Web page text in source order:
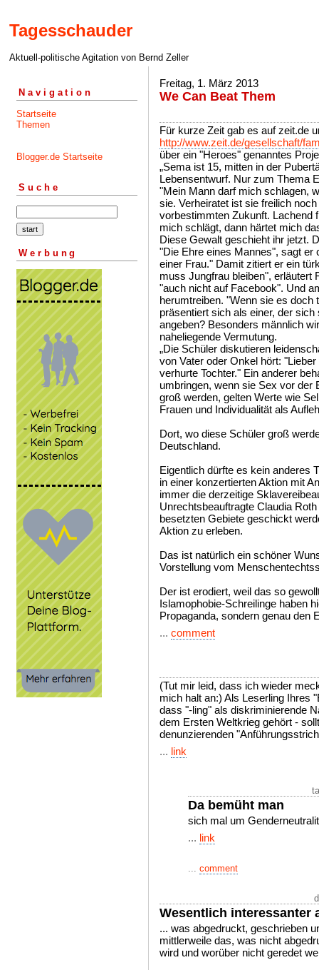
Tagesschauder
Aktuell-politische Agitation von Bernd Zeller
Navigation
Startseite
Themen
Blogger.de Startseite
Suche
Werbung
Freitag, 1. März 2013
We Can Beat Them
Für kurze Zeit gab es auf zeit.de
http://www.zeit.de/gesellschaft/
über ein "Heroes" genanntes
„Sema ist 15, mitten in der
Lebensentwurf. Nur zum Thema
"Mein Mann darf mich schlagen,
sie. Verheiratet ist sie freilich
vorbestimmten Zukunft. Lachend
mich schlägt, dann härtet mich
Diese Gewalt geschieht ihr jetzt.
"Die Ehre eines Mannes", sagt
einer Frau." Damit zitiert er ein
muss Jungfrau bleiben", erläutert
"auch nicht auf Facebook". Und
herumtreiben. "Wenn sie es
präsentiert sich als einer, der
angeben? Besonders männlich
naheliegende Vermutung.
„Die Schüler diskutieren
von Vater oder Onkel hört:
verhurte Tochter." Ein anderer
umbringen, wenn sie Sex vor der
groß werden, gelten Werte wie
Frauen und Individualität als
Dort, wo diese Schüler groß
Deutschland.
Eigentlich dürfte es kein anderes
in einer konzertierten Aktion mit
immer die derzeitige
Unrechtsbeauftragte Claudia
besetzten Gebiete geschickt
Aktion zu erleben.
Das ist natürlich ein schöner
Vorstellung vom
Der ist erodiert, weil das so
Islamophobie-Schreilinge haben
Propaganda, sondern genau den
... comment
(Tut mir leid, dass ich wieder
mich halt an:) Als Leserling Ihres
dass "-ling" als diskriminierende
dem Ersten Weltkrieg gehört -
denunzierenden
... link
Da bemüht man
sich mal um
... link
... comment
Wesentlich interessanter
... was abgedruckt, geschrieben
mittlerweile das, was nicht
wird und worüber nicht geredet